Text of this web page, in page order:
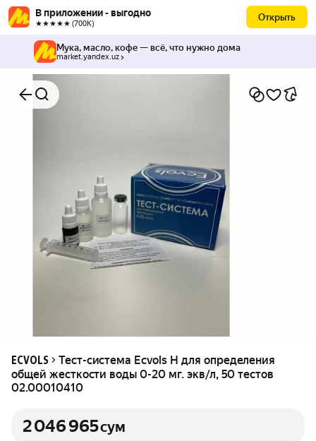
В приложении - выгодно
★★★★★ (700К)
Открыть
Мука, масло, кофе — всё, что нужно дома
market.yandex.uz
ECVOLS
Тест-система Ecvols H для определения
общей жесткости воды 0-20 мг. экв/л, 50 тестов
02.00010410
2 046 965сум